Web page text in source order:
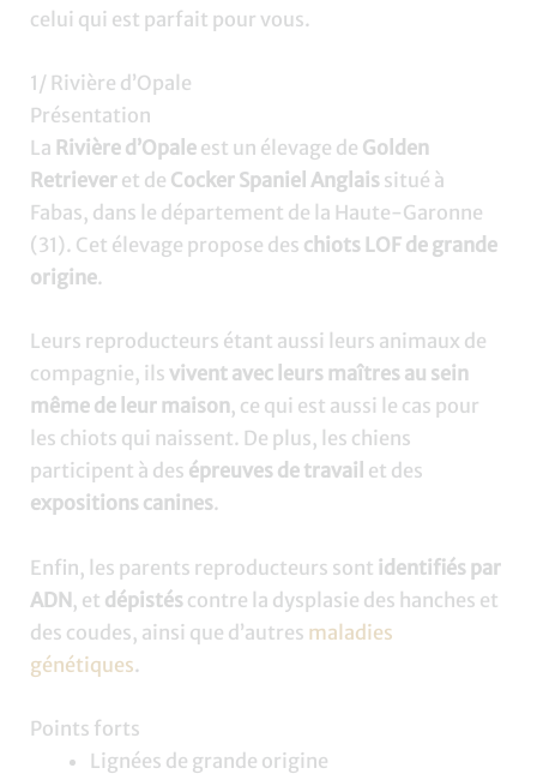
celui qui est parfait pour vous.
1/ Rivière d’Opale
Présentation
La Rivière d’Opale est un élevage de Golden
Retriever et de Cocker Spaniel Anglais situé à
Fabas, dans le département de la Haute-Garonne
(31). Cet élevage propose des chiots LOF de grande
origine.
Leurs reproducteurs étant aussi leurs animaux de
compagnie, ilsvivent avec leurs maîtres au sein
même de leur maison, ce qui est aussi le cas pour
les chiots qui naissent. De plus, les chiens
participent à des épreuves de travail et des
expositions canines.
Enfin, les parents reproducteurs sont identifiés par
ADN, et dépistés contre la dysplasie des hanches et
des coudes, ainsi que d’autres maladies
génétiques.
Points forts
Lignées de grande origine